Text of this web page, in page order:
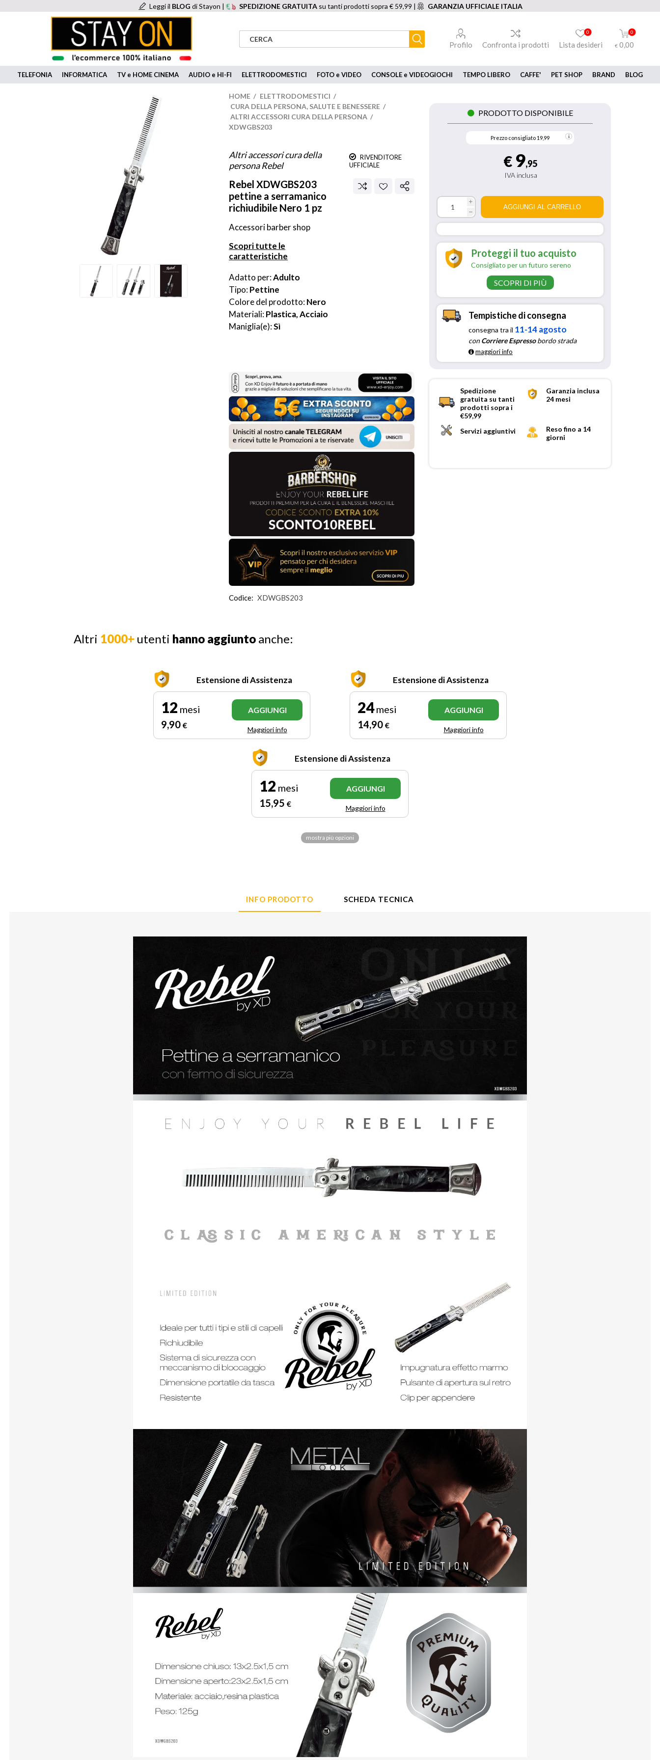
Leggi il BLOG di Stayon | SPEDIZIONE GRATUITA su tanti prodotti sopra € 59,99 | GARANZIA UFFICIALE ITALIA
Profilo Confronta i prodotti Lista desideri
0 0
€ 0,00
TELEFONIA INFORMATICA TV e HOME CINEMA AUDIO e HI-FI ELETTRODOMESTICI FOTO e VIDEO CONSOLE e VIDEOGIOCHI TEMPO LIBERO CAFFE' PET SHOP BRAND BLOG
HOME / ELETTRODOMESTICI /
CURA DELLA PERSONA, SALUTE E BENESSERE /
ALTRI ACCESSORI CURA DELLA PERSONA /
XDWGBS203
Altri accessori cura della
persona Rebel
RIVENDITORE
UFFICIALE
Rebel XDWGBS203
pettine a serramanico
richiudibile Nero 1 pz
Accessori barber shop
Scopri tutte le
caratteristiche
Adatto per: Adulto
Tipo: Pettine
Colore del prodotto: Nero
Materiali: Plastica, Acciaio
Maniglia(e): Sì
Codice: XDWGBS203
PRODOTTO DISPONIBILE
Prezzo consigliato 19,99
€ 9,95
IVA inclusa
i
h
Proteggi il tuo acquisto
Consigliato per un futuro sereno
SCOPRI DI PIÙ
Tempistiche di consegna
consegna tra il 11-14 agosto
conCorriere Espressobordo strada
maggiori info
Spedizione
gratuita su tanti
prodotti sopra i
€59,99
Garanzia inclusa
24 mesi
Servizi aggiuntivi
Reso fino a 14
giorni
Altri 1000+ utenti hanno aggiunto anche:
Estensione di Assistenza
12 mesi
9,90 €
AGGIUNGI
Maggiori info
Estensione di Assistenza
24mesi
14,90 €
AGGIUNGI
Maggiori info
Estensione di Assistenza
12 mesi
15,95 €
AGGIUNGI
Maggiori info
mostra più opzioni
INFO PRODOTTO SCHEDA TECNICA